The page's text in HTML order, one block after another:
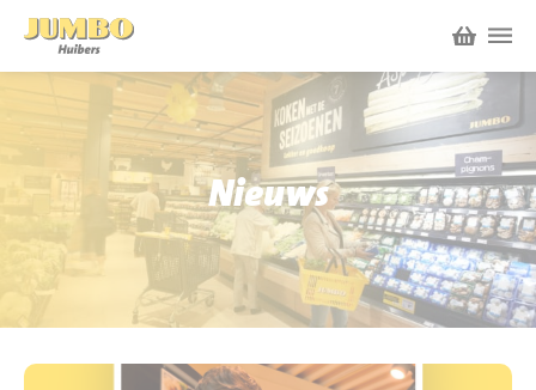
Winkels
P.W.A. Park
Bruïneplein
Nieuws
Acties
Werken bij Jumbo Huibers
Nieuws